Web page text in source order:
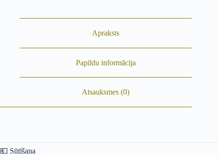
Apraksts
Papildu informācija
Atsauksmes (0)
💶 Sūtīšana